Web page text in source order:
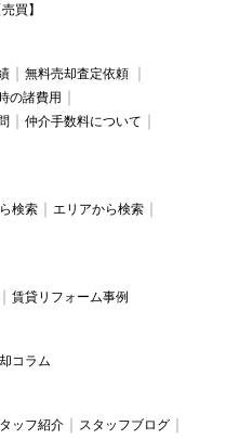
買】
無料売却査定依頼
の諸費用
仲介手数料について
検索
エリアから検索
賃貸リフォーム事例
コラム
ッフ紹介
スタッフブログ